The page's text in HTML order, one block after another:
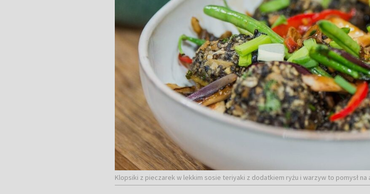
Klopsiki z pieczarek w lekkim sosie teriyaki z dodatkiem ryżu i warzyw to pomysł na